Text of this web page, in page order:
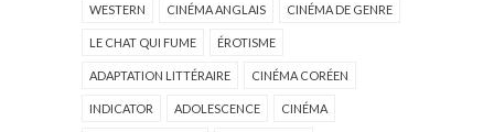
WESTERN CINÉMA ANGLAIS CINÉMA DE GENRE
LE CHAT QUI FUME ÉROTISME
ADAPTATION LITTÉRAIRE CINÉMA CORÉEN
INDICATOR ADOLESCENCE CINÉMA